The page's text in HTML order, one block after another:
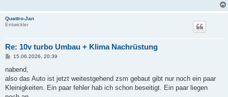
Quattro-Jan
Entwickler
Re: 10v turbo Umbau + Klima Nachrüstung
B
i
r
a
15.06.2026, 20:39
nabend,
also das Auto ist jetzt weitestgehend zsm gebaut gibt nur noch ein paar
Kleinigkeiten. Ein paar fehler hab ich schon beseitigt. Ein paar liegen